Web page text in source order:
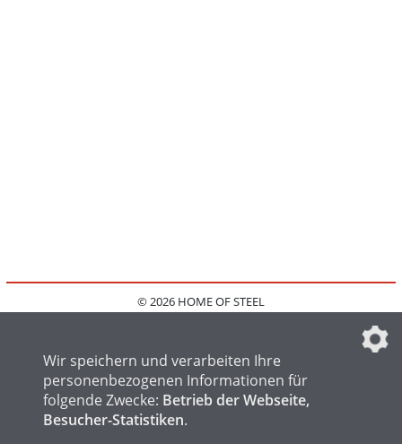
© 2026 HOME OF STEEL
IMPRESSUM
FAQ
DATENSCHUTZEINSTELLUNGEN
Wir speichern und verarbeiten Ihre
personenbezogenen Informationen für
folgende Zwecke: Betrieb der Webseite,
Besucher-Statistiken.